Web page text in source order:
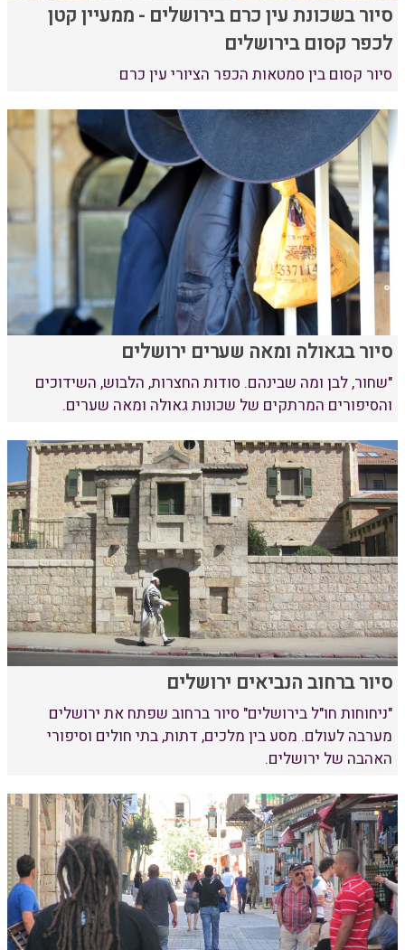
סיור בשכונת עין כרם בירושלים - ממעיין קטן
לכפר קסום בירושלים
סיור קסום בין סמטאות הכפר הציורי עין כרם
סיור בגאולה ומאה שערים ירושלים
"שחור, לבן ומה שבינהם. סודות החצרות, הלבוש, השידוכים
והסיפורים המרתקים של שכונות גאולה ומאה שערים.
סיור ברחוב הנביאים ירושלים
"ניחוחות חו"ל בירושלים" סיור ברחוב שפתח את ירושלים
מערבה לעולם. מסע בין מלכים, דתות, בתי חולים וסיפורי
האהבה של ירושלים.